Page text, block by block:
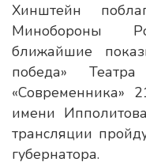
Хинштейн
Минобороны
ближайшие
победа» Театра
имени
трансляции
губернатора.